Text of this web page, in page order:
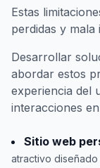
Estas
perdidas y
Desarrollar
abordar estos
experiencia del
interacciones
Sitio web
atractivo